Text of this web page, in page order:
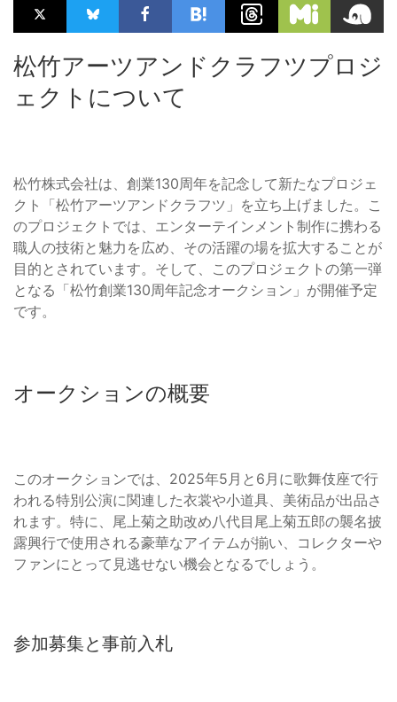
松竹アーツアンドクラフツプロジ
ェクトについて
松竹株式会社は、創業130周年を記念して新たなプロジェ
クト「松竹アーツアンドクラフツ」を立ち上げました。こ
のプロジェクトでは、エンターテインメント制作に携わる
職人の技術と魅力を広め、その活躍の場を拡大することが
目的とされています。そして、このプロジェクトの第一弾
となる「松竹創業130周年記念オークション」が開催予定
です。
オークションの概要
このオークションでは、2025年5月と6月に歌舞伎座で行
われる特別公演に関連した衣裳や小道具、美術品が出品さ
れます。特に、尾上菊之助改め八代目尾上菊五郎の襲名披
露興行で使用される豪華なアイテムが揃い、コレクターや
ファンにとって見逃せない機会となるでしょう。
参加募集と事前入札